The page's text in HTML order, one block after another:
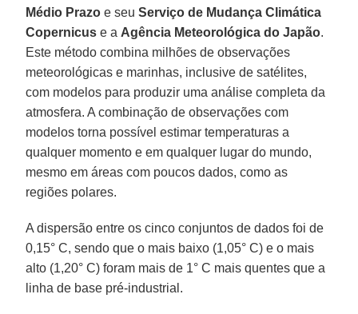
Médio Prazo e seu Serviço de Mudança Climática
Copernicus e a Agência Meteorológica do Japão.
Este método combina milhões de observações
meteorológicas e marinhas, inclusive de satélites,
com modelos para produzir uma análise completa da
atmosfera. A combinação de observações com
modelos torna possível estimar temperaturas a
qualquer momento e em qualquer lugar do mundo,
mesmo em áreas com poucos dados, como as
regiões polares.
A dispersão entre os cinco conjuntos de dados foi de
0,15° C, sendo que o mais baixo (1,05° C) e o mais
alto (1,20° C) foram mais de 1° C mais quentes que a
linha de base pré-industrial.